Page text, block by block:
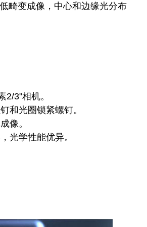
畸变成像，中心和边缘光分布
2/3"相机。
和光圈锁紧螺钉。
像。
光学性能优异。